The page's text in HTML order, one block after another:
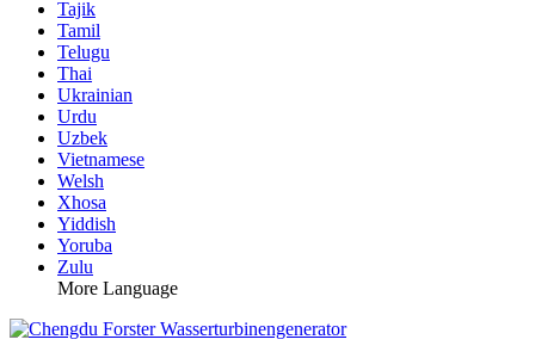
Tajik
Tamil
Telugu
Thai
Ukrainian
Urdu
Uzbek
Vietnamese
Welsh
Xhosa
Yiddish
Yoruba
Zulu
More Language